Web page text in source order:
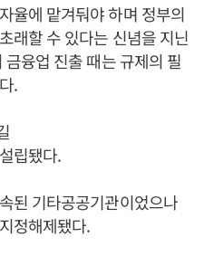
율에 맡겨둬야 하며 정부의
래할 수 있다는 신념을 지닌
융업 진출 때는 규제의 필
.
립됐다.
된 기타공공기관이었으나
정해제됐다.